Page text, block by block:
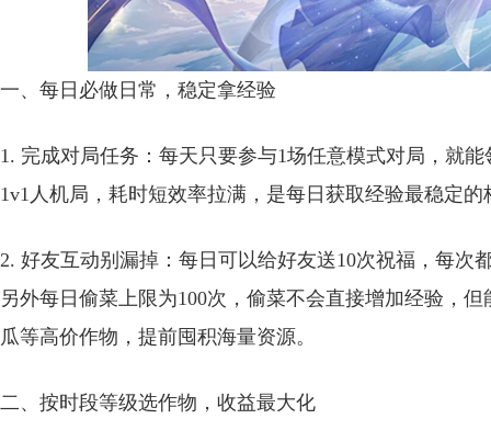
一、每日必做日常，稳定拿经验
1. 完成对局任务：每天只要参与1场任意模式对局，就
1v1人机局，耗时短效率拉满，是每日获取经验最稳定
2. 好友互动别漏掉：每日可以给好友送10次祝福，每次
另外每日偷菜上限为100次，偷菜不会直接增加经验，
瓜等高价作物，提前囤积海量资源。
二、按时段等级选作物，收益最大化